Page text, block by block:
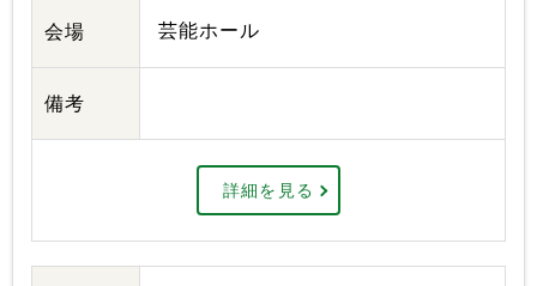
会場 芸能ホール
備考
詳細を見る